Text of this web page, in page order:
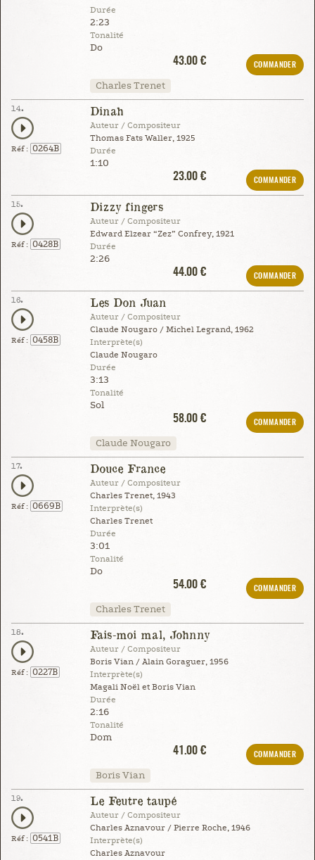
Durée
2:23
Tonalité
Do
43.00 €
COMMANDER
Charles Trenet
14.
Réf : 0264B
Dinah
Auteur / Compositeur
Thomas Fats Waller, 1925
Durée
1:10
23.00 €
COMMANDER
15.
Réf : 0428B
Dizzy fingers
Auteur / Compositeur
Edward Elzear “Zez” Confrey, 1921
Durée
2:26
44.00 €
COMMANDER
16.
Réf : 0458B
Les Don Juan
Auteur / Compositeur
Claude Nougaro / Michel Legrand, 1962
Interprète(s)
Claude Nougaro
Durée
3:13
Tonalité
Sol
58.00 €
COMMANDER
Claude Nougaro
17.
Réf : 0669B
Douce France
Auteur / Compositeur
Charles Trenet, 1943
Interprète(s)
Charles Trenet
Durée
3:01
Tonalité
Do
54.00 €
COMMANDER
Charles Trenet
18.
Réf : 0227B
Fais-moi mal, Johnny
Auteur / Compositeur
Boris Vian / Alain Goraguer, 1956
Interprète(s)
Magali Noël et Boris Vian
Durée
2:16
Tonalité
Dom
41.00 €
COMMANDER
Boris Vian
19.
Réf : 0541B
Le Feutre taupé
Auteur / Compositeur
Charles Aznavour / Pierre Roche, 1946
Interprète(s)
Charles Aznavour